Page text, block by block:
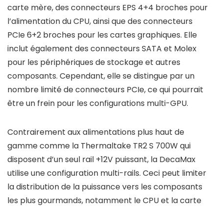
carte mère, des connecteurs EPS 4+4 broches pour
l’alimentation du CPU, ainsi que des connecteurs
PCIe 6+2 broches pour les cartes graphiques. Elle
inclut également des connecteurs SATA et Molex
pour les périphériques de stockage et autres
composants. Cependant, elle se distingue par un
nombre limité de connecteurs PCIe, ce qui pourrait
être un frein pour les configurations multi-GPU.
Contrairement aux alimentations plus haut de
gamme comme la Thermaltake TR2 S 700W qui
disposent d’un seul rail +12V puissant, la DecaMax
utilise une configuration multi-rails. Ceci peut limiter
la distribution de la puissance vers les composants
les plus gourmands, notamment le CPU et la carte